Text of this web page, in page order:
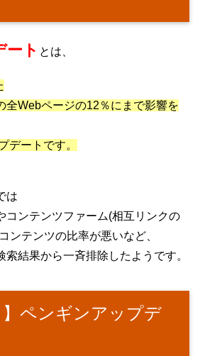
ート とは、
全Webページの12％にまで影響を
デートです。
は
コンテンツファーム(相互リンクの
ンテンツの比率が悪いなど、
結果から一斉排除したようです。
】ペンギンアップデ